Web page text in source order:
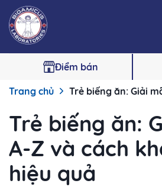
Điểm bán
Trang chủ Trẻ biếng ăn: Giải
Trẻ biếng ăn:
A-Z và cách
hiệu quả